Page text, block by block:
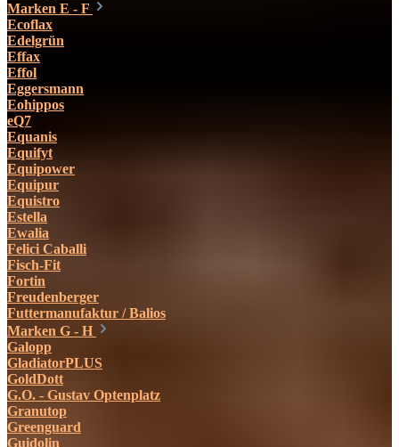
Marken E - F
Ecoflax
Edelgrün
Effax
Effol
Eggersmann
Eohippos
eQ7
Equanis
Equifyt
Equipower
Equipur
Equistro
Estella
Ewalia
Felici Caballi
Fisch-Fit
Fortin
Freudenberger
Futtermanufaktur / Balios
Marken G - H
Galopp
GladiatorPLUS
GoldDott
G.O. - Gustav Optenplatz
Granutop
Greenguard
Guidolin